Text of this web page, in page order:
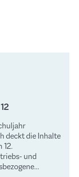
deckt die Inhalte
12.
und